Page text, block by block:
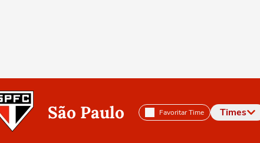
São Paulo Favoritar Time Times